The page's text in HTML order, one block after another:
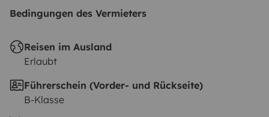
Bedingungen des Vermieters
Reisen im Ausland
Erlaubt
Führerschein (Vorder- und Rückseite)
B-Klasse